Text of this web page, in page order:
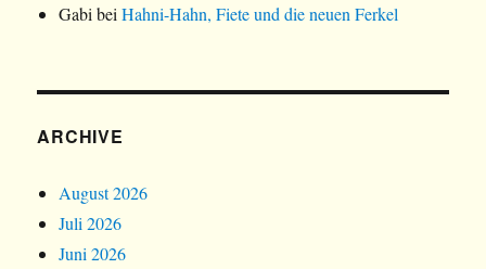
Gabi beiHahni-Hahn, Fiete und die neuen Ferkel
ARCHIVE
August 2026
Juli 2026
Juni 2026